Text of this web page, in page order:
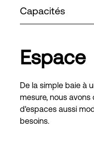
Capacités
Espace
De la simple baie à
mesure, nous avons
d'espaces aussi
besoins.